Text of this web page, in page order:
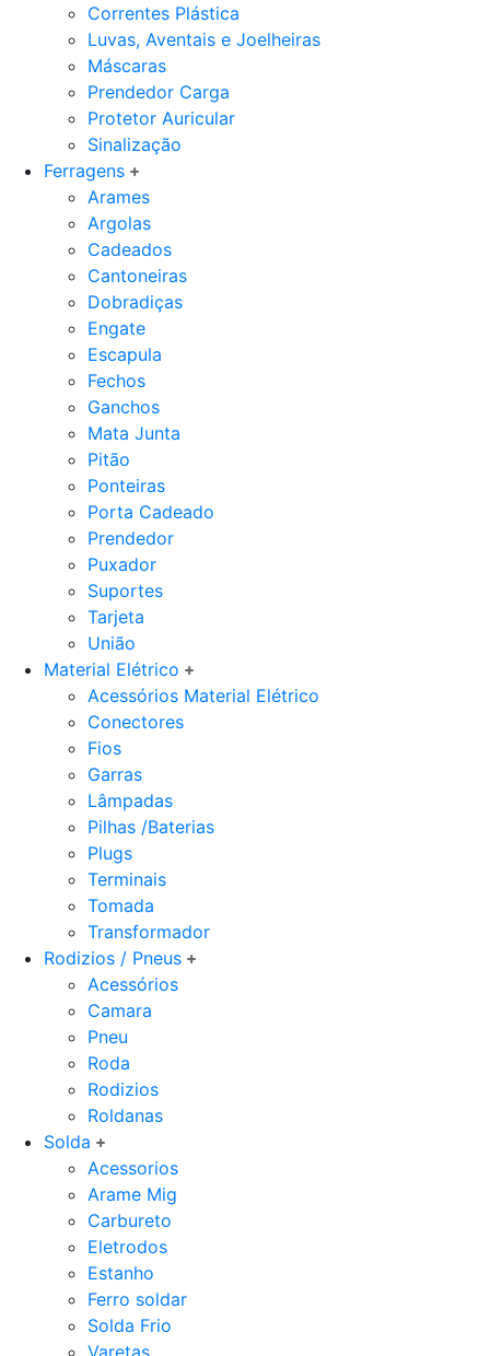
Correntes Plástica
Luvas, Aventais e Joelheiras
Máscaras
Prendedor Carga
Protetor Auricular
Sinalização
Ferragens
Arames
Argolas
Cadeados
Cantoneiras
Dobradiças
Engate
Escapula
Fechos
Ganchos
Mata Junta
Pitão
Ponteiras
Porta Cadeado
Prendedor
Puxador
Suportes
Tarjeta
União
Material Elétrico
Acessórios Material Elétrico
Conectores
Fios
Garras
Lâmpadas
Pilhas /Baterias
Plugs
Terminais
Tomada
Transformador
Rodizios / Pneus
Acessórios
Camara
Pneu
Roda
Rodizios
Roldanas
Solda
Acessorios
Arame Mig
Carbureto
Eletrodos
Estanho
Ferro soldar
Solda Frio